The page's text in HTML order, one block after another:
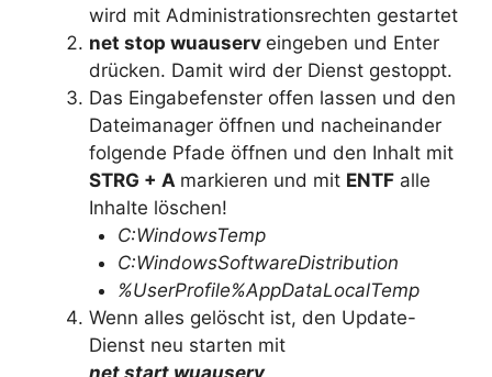
wird mit Administrationsrechten gestartet
net stop wuauserv eingeben und Enter
drücken. Damit wird der Dienst gestoppt.
Das Eingabefenster offen lassen und den
Dateimanager öffnen und nacheinander
folgende Pfade öffnen und den Inhalt mit
STRG + A markieren und mit ENTF alle
Inhalte löschen!
C:WindowsTemp
C:WindowsSoftwareDistribution
%UserProfile%AppDataLocalTemp
Wenn alles gelöscht ist, den Update-
Dienst neu starten mit
net start wuauserv